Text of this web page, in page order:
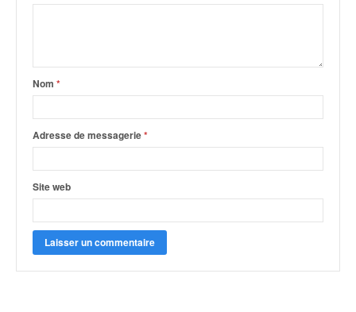
Nom *
Adresse de messagerie*
Site web